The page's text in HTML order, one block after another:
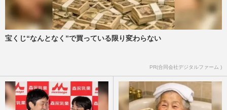
宝くじ“なんとなく”で買っている限り変わらない
PR(合同会社デジタルファーム )